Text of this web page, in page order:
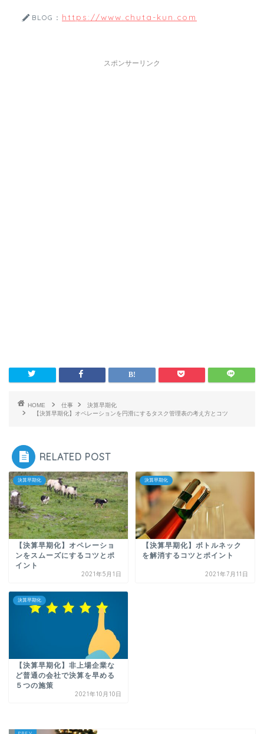
BLOG： https://www.chuta-kun.com
スポンサーリンク
HOME 仕事
決算早期化
【決算早期化】オペレーションを円滑にするタスク管理表の考え方とコツ
RELATED POST
決算早期化
【決算早期化】オペレーショ
ンをスムーズにするコツとポ
イント
2021年5月1日
決算早期化
【決算早期化】ボトルネック
を解消するコツとポイント
2021年7月11日
決算早期化
【決算早期化】非上場企業な
ど普通の会社で決算を早める
５つの施策
2021年10月10日